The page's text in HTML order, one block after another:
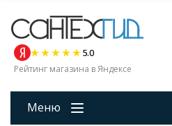
5.0
Рейтинг магазина в Яндексе
Меню